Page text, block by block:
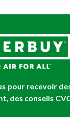
pour recevoir
des conseils